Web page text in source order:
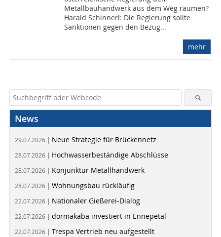
Metallbauhandwerk aus dem Weg räumen?
Harald Schinnerl: Die Regierung sollte
Sanktionen gegen den Bezug...
mehr
News
29.07.2026 | Neue Strategie für Brückennetz
28.07.2026 | Hochwasserbeständige Abschlüsse
28.07.2026 | Konjunktur Metallhandwerk
28.07.2026 | Wohnungsbau rückläufig
22.07.2026 | Nationaler Gießerei-Dialog
22.07.2026 | dormakaba investiert in Ennepetal
22.07.2026 | Trespa Vertrieb neu aufgestellt